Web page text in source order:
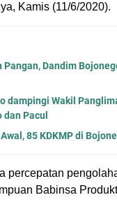
Kamis (11/6/2020).
Pangan, Dandim
dampingi Wakil
dan Pacul
85 KDKMP di
percepatan
Babinsa